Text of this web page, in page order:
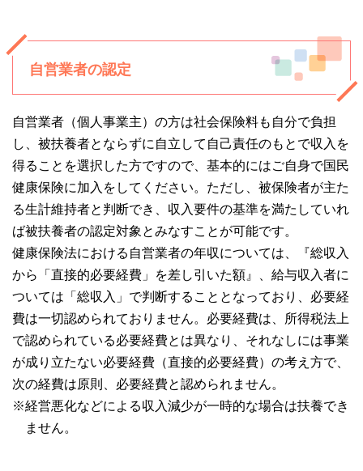
自営業者の認定
自営業者（個人事業主）の方は社会保険料も自分で負担
し、被扶養者とならずに自立して自己責任のもとで収入を
得ることを選択した方ですので、基本的にはご自身で国民
健康保険に加入をしてください。ただし、被保険者が主た
る生計維持者と判断でき、収入要件の基準を満たしていれ
ば被扶養者の認定対象とみなすことが可能です。
健康保険法における自営業者の年収については、『総収入
から「直接的必要経費」を差し引いた額』、給与収入者に
ついては「総収入」で判断することとなっており、必要経
費は一切認められておりません。必要経費は、所得税法上
で認められている必要経費とは異なり、それなしには事業
が成り立たない必要経費（直接的必要経費）の考え方で、
次の経費は原則、必要経費と認められません。
※経営悪化などによる収入減少が一時的な場合は扶養でき
ません。